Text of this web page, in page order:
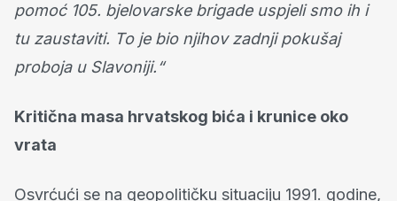
pomoć 105. bjelovarske brigade uspjeli smo ih i
tu zaustaviti. To je bio njihov zadnji pokušaj
proboja u Slavoniji.“
Kritična masa hrvatskog bića i krunice oko
vrata
Osvrćući se na geopolitičku situaciju 1991. godine,